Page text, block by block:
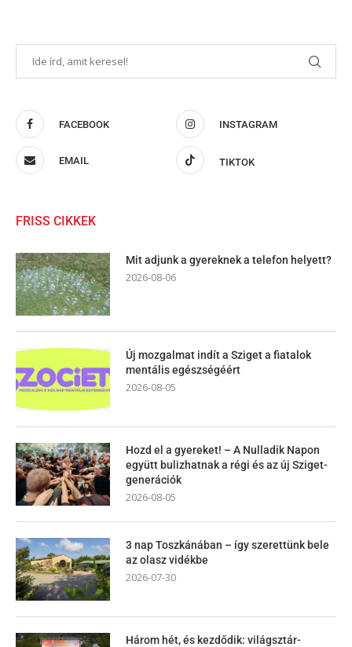
FACEBOOK INSTAGRAM
EMAIL TIKTOK
FRISS CIKKEK
Mit adjunk a gyereknek a telefon helyett?
2026-08-06
Új mozgalmat indít a Sziget a fiatalok
mentális egészségéért
2026-08-05
Hozd el a gyereket! – A Nulladik Napon
együtt bulizhatnak a régi és az új Sziget-
generációk
2026-08-05
3 nap Toszkánában – így szerettünk bele
az olasz vidékbe
2026-07-30
Három hét, és kezdődik: világsztár-